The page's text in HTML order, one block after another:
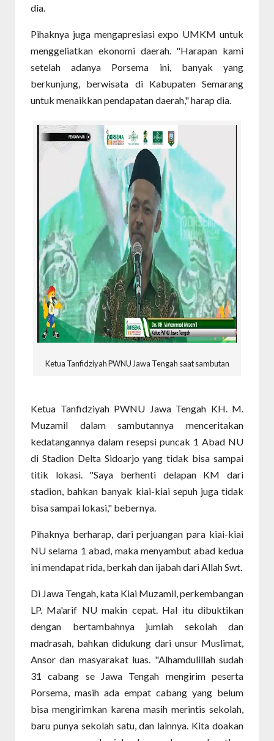
dia.
Pihaknya juga mengapresiasi expo UMKM untuk
menggeliatkan ekonomi daerah. "Harapan kami
setelah adanya Porsema ini, banyak yang
berkunjung, berwisata di Kabupaten Semarang
untuk menaikkan pendapatan daerah," harap dia.
Ketua Tanfidziyah PWNU Jawa Tengah saat sambutan
Ketua Tanfidziyah PWNU Jawa Tengah KH. M.
Muzamil dalam sambutannya menceritakan
kedatangannya dalam resepsi puncak 1 Abad NU
di Stadion Delta Sidoarjo yang tidak bisa sampai
titik lokasi. "Saya berhenti delapan KM dari
stadion, bahkan banyak kiai-kiai sepuh juga tidak
bisa sampai lokasi," bebernya.
Pihaknya berharap, dari perjuangan para kiai-kiai
NU selama 1 abad, maka menyambut abad kedua
ini mendapat rida, berkah dan ijabah dari Allah Swt.
Di Jawa Tengah, kata Kiai Muzamil, perkembangan
LP. Ma'arif NU makin cepat. Hal itu dibuktikan
dengan bertambahnya jumlah sekolah dan
madrasah, bahkan didukung dari unsur Muslimat,
Ansor dan masyarakat luas. "Alhamdulillah sudah
31 cabang se Jawa Tengah mengirim peserta
Porsema, masih ada empat cabang yang belum
bisa mengirimkan karena masih merintis sekolah,
baru punya sekolah satu, dan lainnya. Kita doakan